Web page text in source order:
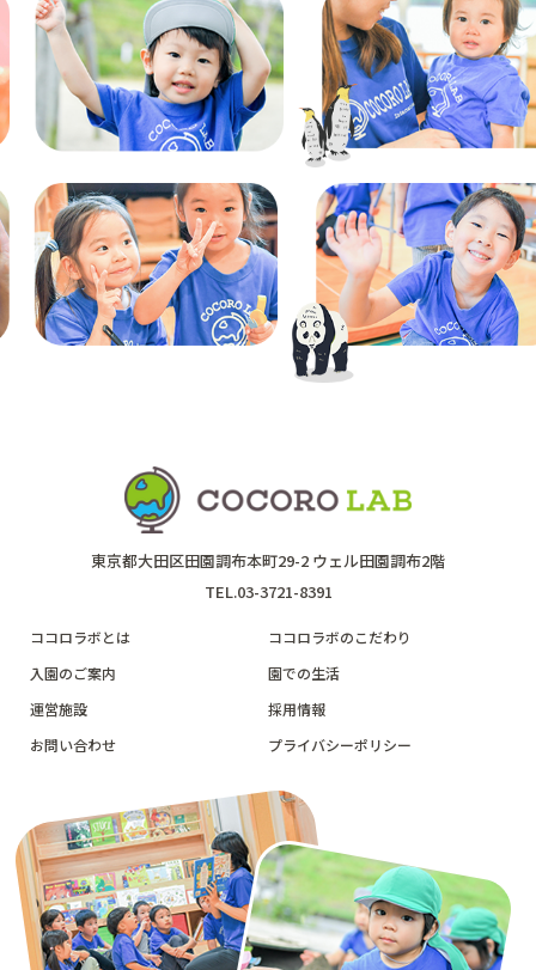
東京都大田区田園調布本町29-2 ウェル田園調布2階
TEL.03-3721-8391
ココロラボとは
ココロラボのこだわり
入園のご案内
園での生活
運営施設
採用情報
お問い合わせ
プライバシーポリシー